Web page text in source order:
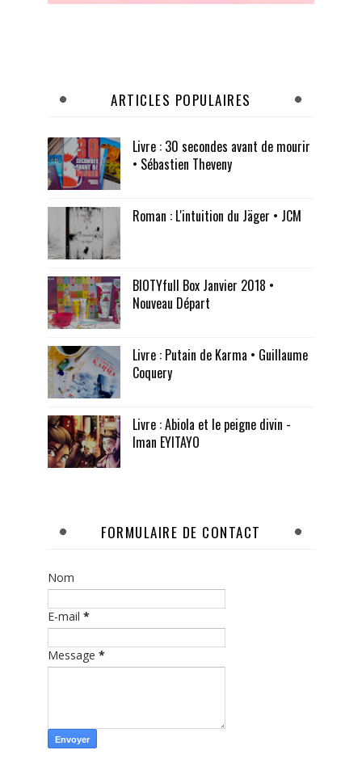
ARTICLES POPULAIRES
Livre : 30 secondes avant de mourir
• Sébastien Theveny
Roman : L'intuition du Jäger • JCM
BIOTYfull Box Janvier 2018 •
Nouveau Départ
Livre : Putain de Karma • Guillaume
Coquery
Livre : Abiola et le peigne divin -
Iman EYITAYO
FORMULAIRE DE CONTACT
Nom
E-mail *
Message *